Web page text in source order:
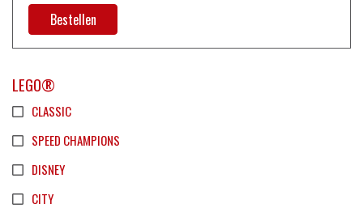
LEGO®
CLASSIC
SPEED CHAMPIONS
DISNEY
CITY
Bestellen